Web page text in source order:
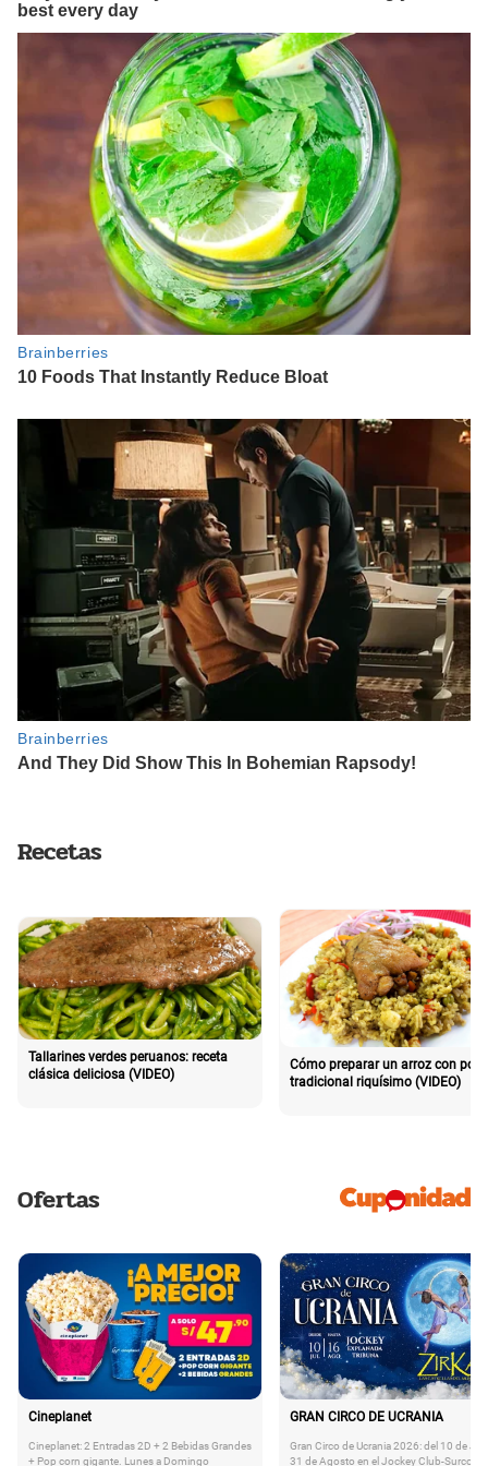
Recetas
Tallarines verdes peruanos: receta
clásica deliciosa (VIDEO)
Cómo preparar un arroz con pollo
tradicional riquísimo (VIDEO)
Ofertas
Cineplanet
Cineplanet: 2 Entradas 2D + 2 Bebidas Grandes
+ Pop corn gigante. Lunes a Domingo
GRAN CIRCO DE UCRANIA
Gran Circo de Ucrania 2026: del 10 de
31 de Agosto en el Jockey Club-Surco